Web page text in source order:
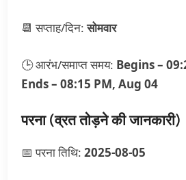
📆 सप्ताह/दिन:सोमवार
🕒 आरंभ/समाप्त समय: Begins –
Ends – 08:15 PM, Aug 04
परना (व्रत तोड़ने की जानकारी)
📅 परना तिथि:2025-08-05